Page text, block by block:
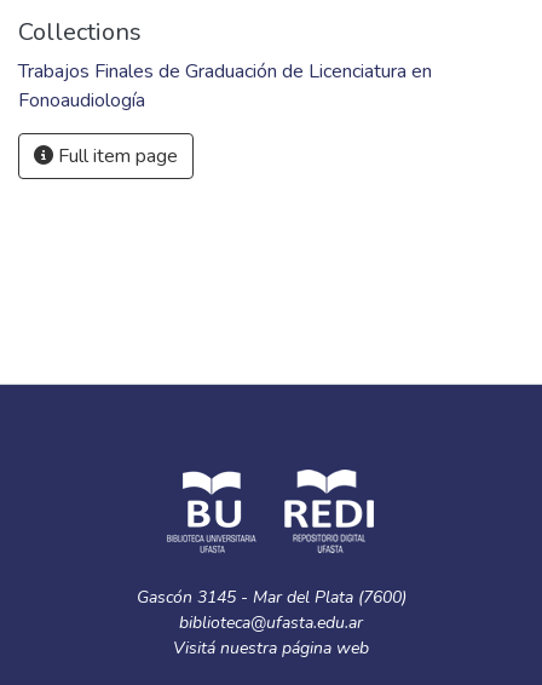
Collections
Trabajos Finales de Graduación de Licenciatura en
Fonoaudiología
Full item page
Gascón 3145 - Mar del Plata (7600)
biblioteca@ufasta.edu.ar
Visitá nuestra página web